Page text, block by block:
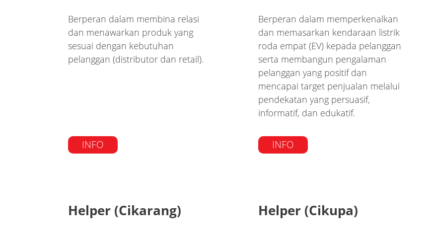
Berperan dalam membina relasi
dan menawarkan produk yang
sesuai dengan kebutuhan
pelanggan (distributor dan retail).
INFO
Berperan dalam memperkenalkan
dan memasarkan kendaraan listrik
roda empat (EV) kepada pelanggan
serta membangun pengalaman
pelanggan yang positif dan
mencapai target penjualan melalui
pendekatan yang persuasif,
informatif, dan edukatif.
INFO
Helper (Cikarang) Helper (Cikupa)